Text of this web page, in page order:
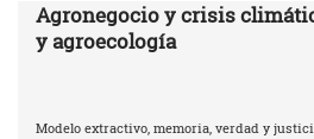
Agronegocio y crisis
y agroecología
Modelo extractivo, memoria, verdad y